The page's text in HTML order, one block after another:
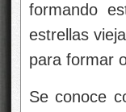
formando
estrellas
para formar
Se conoce